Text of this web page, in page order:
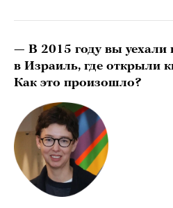
— В 2015 году вы
в Израиль, где открыли
Как это произошло?